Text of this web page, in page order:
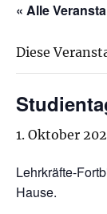
« Alle
Diese
1. Oktober
Lehrkräfte-
Hause.